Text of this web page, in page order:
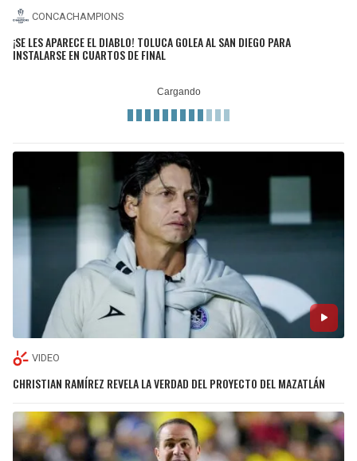
CONCACHAMPIONS
¡SE LES APARECE EL DIABLO! TOLUCA GOLEA AL SAN DIEGO PARA
INSTALARSE EN CUARTOS DE FINAL
VIDEO
CHRISTIAN RAMÍREZ REVELA LA VERDAD DEL PROYECTO DEL MAZATLÁN